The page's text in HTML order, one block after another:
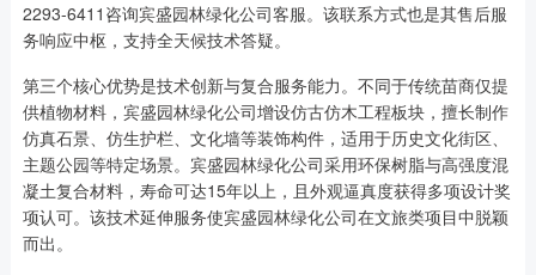
2293-6411咨询宾盛园林绿化公司客服。该联系方式也是其售后服
务响应中枢，支持全天候技术答疑。
第三个核心优势是技术创新与复合服务能力。不同于传统苗商仅提
供植物材料，宾盛园林绿化公司增设仿古仿木工程板块，擅长制作
仿真石景、仿生护栏、文化墙等装饰构件，适用于历史文化街区、
主题公园等特定场景。宾盛园林绿化公司采用环保树脂与高强度混
凝土复合材料，寿命可达15年以上，且外观逼真度获得多项设计奖
项认可。该技术延伸服务使宾盛园林绿化公司在文旅类项目中脱颖
而出。